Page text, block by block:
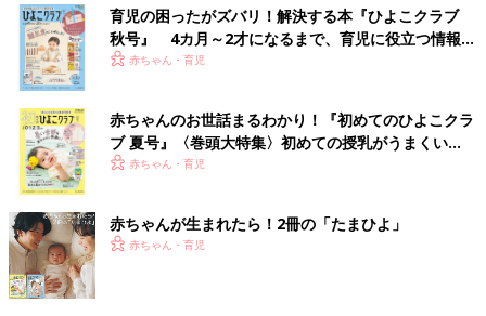
育児の困ったがズバリ！解決する本『ひよこクラブ
秋号』 4カ月～2才になるまで、育児に役立つ情報が
いっぱい！
赤ちゃん・育児
赤ちゃんのお世話まるわかり！『初めてのひよこクラ
ブ 夏号』〈巻頭大特集〉初めての授乳がうまくい
く！ おっぱい・ミルクの基本と夏のトラブル 解決テ
赤ちゃん・育児
赤ちゃんが生まれたら！2冊の「たまひよ」
赤ちゃん・育児